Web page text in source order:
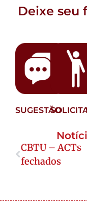
Deixe seu
SUGESTÃO
CBTU – ACTs
fechados